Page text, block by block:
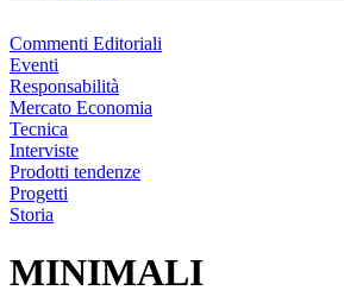
Commenti Editoriali
Eventi
Responsabilità
Mercato Economia
Tecnica
Interviste
Prodotti tendenze
Progetti
Storia
MINIMALI